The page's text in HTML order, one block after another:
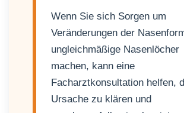
Wenn Sie sich Sorgen um
Veränderungen der
ungleichmäßige Nasenlöcher
machen, kann eine
Facharztkonsultation helfen,
Ursache zu klären und